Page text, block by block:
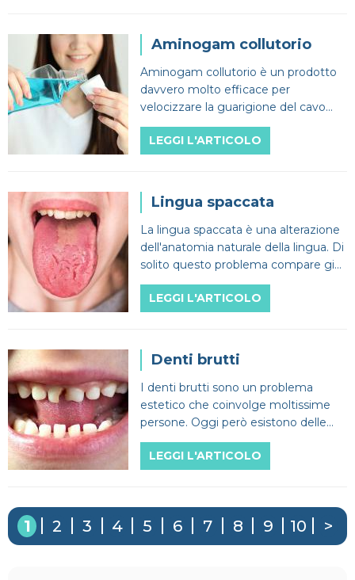
Aminogam collutorio
Aminogam collutorio è un prodotto
davvero molto efficace per
velocizzare la guarigione del cavo
orale e proteggere da patologie
anche piuttosto gravi.
LEGGI L'ARTICOLO
Lingua spaccata
La lingua spaccata è una alterazione
dell'anatomia naturale della lingua. Di
solito questo problema compare già
in tenera età per poi aggravarsi con il
tempo.
LEGGI L'ARTICOLO
Denti brutti
I denti brutti sono un problema
estetico che coinvolge moltissime
persone. Oggi però esistono delle
soluzioni molto efficaci come le
faccette e le corone.
LEGGI L'ARTICOLO
1 2 3 4 5 6 7 8 9 10 >